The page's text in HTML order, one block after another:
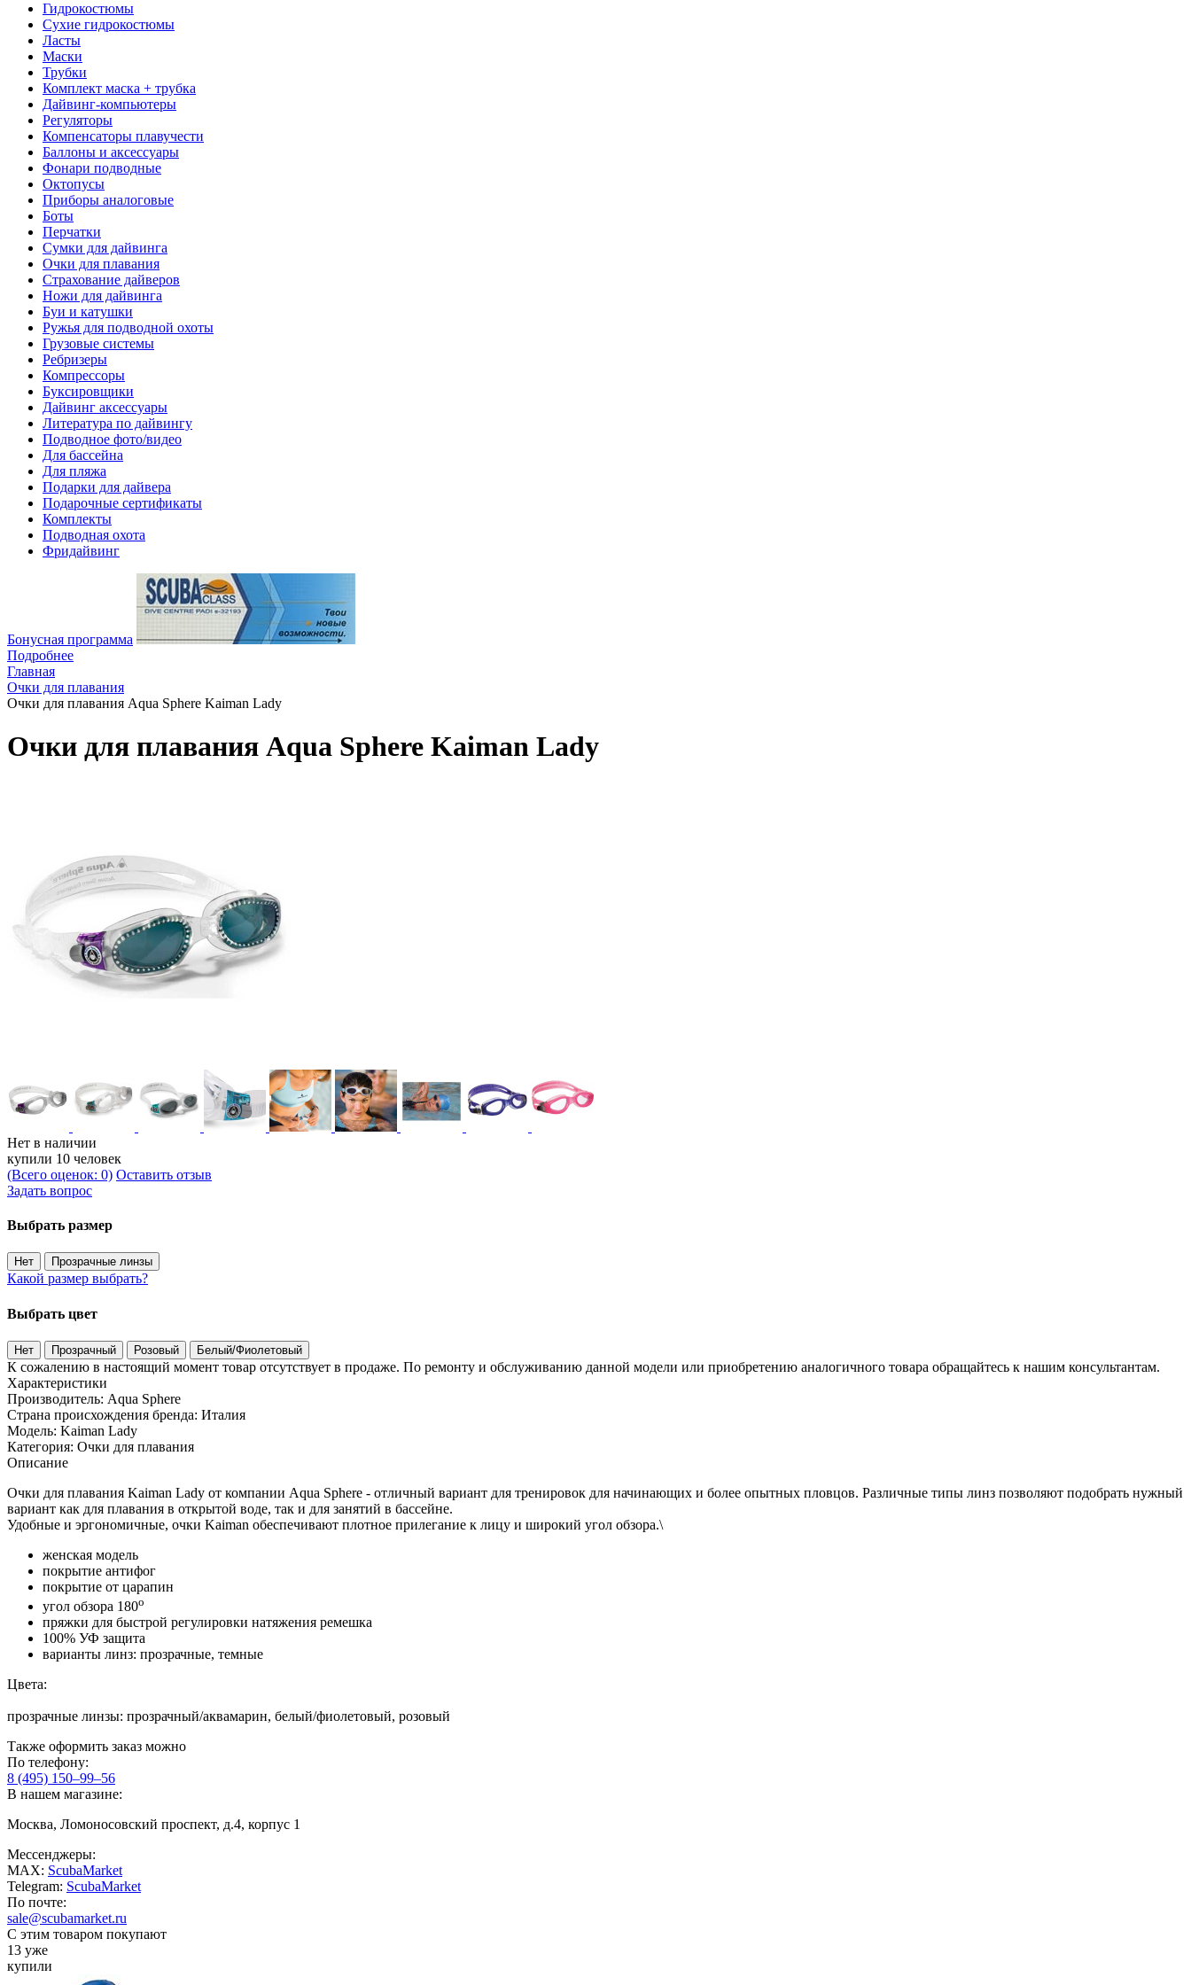
Гидрокостюмы
Сухие гидрокостюмы
Ласты
Маски
Трубки
Комплект маска + трубка
Дайвинг-компьютеры
Регуляторы
Компенсаторы плавучести
Баллоны и аксессуары
Фонари подводные
Октопусы
Приборы аналоговые
Боты
Перчатки
Сумки для дайвинга
Очки для плавания
Страхование дайверов
Ножи для дайвинга
Буи и катушки
Ружья для подводной охоты
Грузовые системы
Ребризеры
Компрессоры
Буксировщики
Дайвинг аксессуары
Литература по дайвингу
Подводное фото/видео
Для бассейна
Для пляжа
Подарки для дайвера
Подарочные сертификаты
Комплекты
Подводная охота
Фридайвинг
Бонусная программа
Подробнее
Главная
Очки для плавания
Очки для плавания Aqua Sphere Kaiman Lady
Очки для плавания Aqua Sphere Kaiman Lady
Нет в наличии
купили 10 человек
(Всего оценок: 0) Оставить отзыв
Задать вопрос
Выбрать размер
Нет Прозрачные линзы
Какой размер выбрать?
Выбрать цвет
Нет Прозрачный Розовый Белый/Фиолетовый
К сожалению в настоящий момент товар отсутствует в продаже. По ремонту и обслуживанию данной модели или приобретению аналогичного товара обращайтесь к нашим консультантам.
Характеристики
Производитель: Aqua Sphere
Страна происхождения бренда: Италия
Модель: Kaiman Lady
Категория: Очки для плавания
Описание
Очки для плавания Kaiman Lady от компании Aqua Sphere - отличный вариант для тренировок для начинающих и более опытных пловцов. Различные типы линз позволяют подобрать нужный
вариант как для плавания в открытой воде, так и для занятий в бассейне.
Удобные и эргономичные, очки Kaiman обеспечивают плотное прилегание к лицу и широкий угол обзора.\
женская модель
покрытие антифог
покрытие от царапин
угол обзора 180о
пряжки для быстрой регулировки натяжения ремешка
100% УФ защита
варианты линз: прозрачные, темные
Цвета:
прозрачные линзы: прозрачный/аквамарин, белый/фиолетовый, розовый
Также оформить заказ можно
По телефону:
8 (495) 150–99–56
В нашем магазине:
Москва, Ломоносовский проспект, д.4, корпус 1
Мессенджеры:
MAX: ScubaMarket
Telegram: ScubaMarket
По почте:
sale@scubamarket.ru
С этим товаром покупают
13 уже
купили